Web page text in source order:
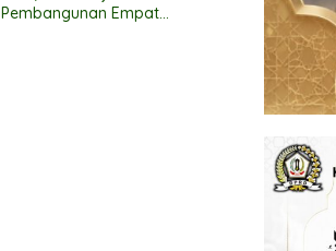
Pembangunan Empat